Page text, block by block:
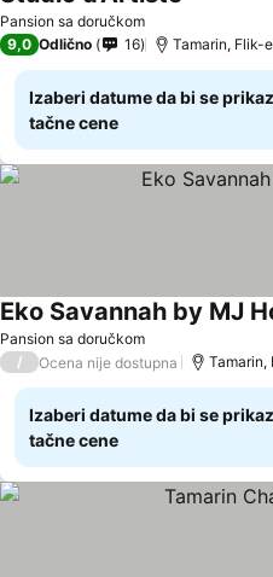
Pansion sa doručkom
9,0 Odlično 16 Tamarin, Flik-
Izaberi datume da bi se
tačne cene
Pansion sa doručkom
Eko Savannah by MJ
/ Ocena nije dostupna
Izaberi datume da bi se
tačne cene